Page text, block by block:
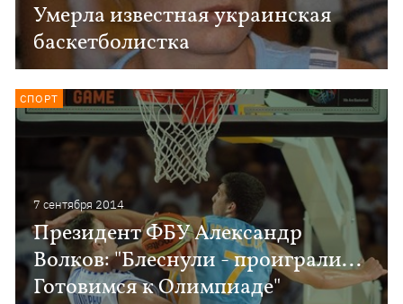
Умерла известная украинская
баскетболистка
7 сентября 2014
Президент ФБУ Александр
Волков: "Блеснули - проиграли...
Готовимся к Олимпиаде"
СПОРТ